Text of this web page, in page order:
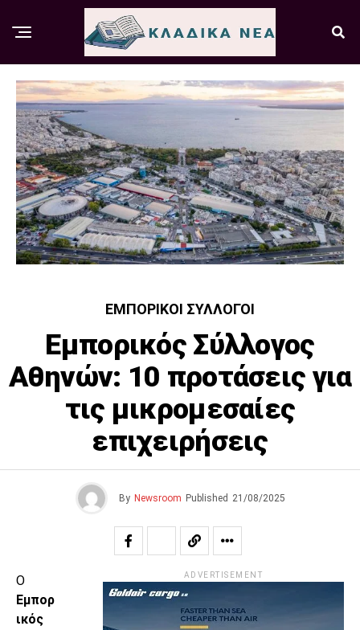
ΕΜΠΟΡΙΚΟΊ ΣΎΛΛΟΓΟΙ
Εμπορικός Σύλλογος
Αθηνών: 10 προτάσεις για
τις μικρομεσαίες
επιχειρήσεις
By Newsroom Published 21/08/2025
Ο
Εμπορ
ικός
ADVERTISEMENT